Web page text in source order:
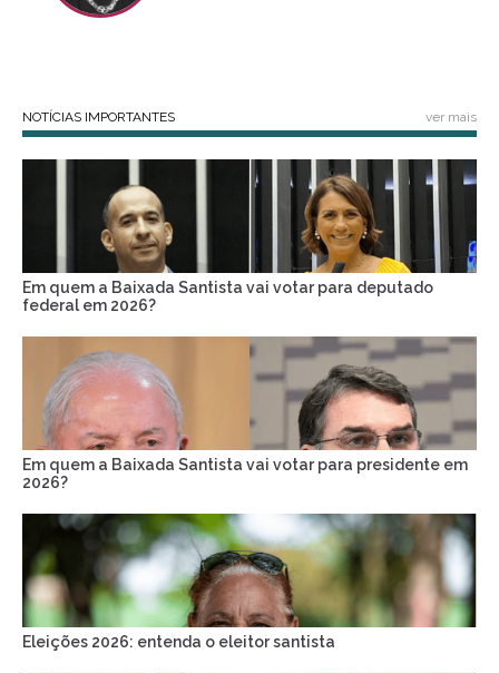
NOTÍCIAS IMPORTANTES ver mais
Em quem a Baixada Santista vai votar para deputado
federal em 2026?
Em quem a Baixada Santista vai votar para presidente em
2026?
Eleições 2026: entenda o eleitor santista